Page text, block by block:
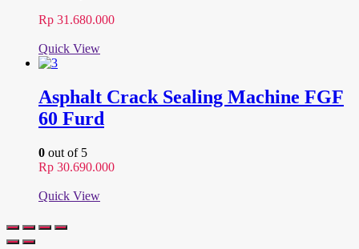
Rp 31.680.000
Quick View
Asphalt Crack Sealing Machine FGF
60 Furd
0 out of 5
Rp 30.690.000
Quick View